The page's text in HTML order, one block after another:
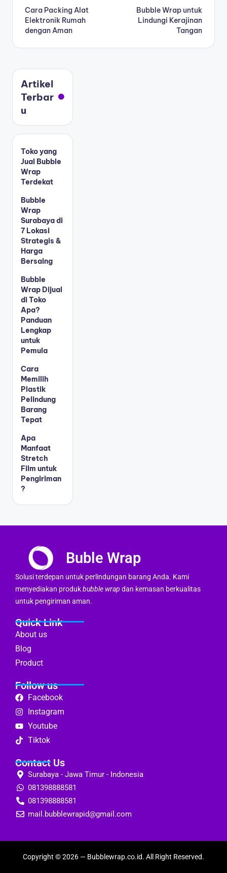
Cara Packing Alat
Elektronik Rumah
dengan Aman
Bubble Wrap untuk
Lindungi Kerajinan
Tangan
Artikel
Terbar
u
Toko yang
Jual Bubble
Wrap
Terdekat
Bubble
Wrap
Surabaya di
7 Lokasi
Strategis &
Harga
Bersaing
Bubble
Wrap Dijual
di Toko
Apa?
Panduan
Lengkap
untuk
Pemula
Cara
Memilih
Plastik
Pelindung
Barang
Tepat
Apa
Manfaat
Stretch
Film untuk
Pengiriman
?
Buble Wrap
Solusi terdepan untuk perlindungan barang Anda. Kami
menyediakan produkbubble wrap dan kemasan berkualitas
untuk pengiriman aman.
Quick Link
About us
Blog
Product
Follow us
Facebook
Instagram
Youtube
Tiktok
Contact Us
Surabaya - Jawa Timur - Indonesia
081398888581
081398888581
mail.bubblewrapid@gmail.com
Copyright © 2026 — Bubblewrap.co.id. All Right Reserved.